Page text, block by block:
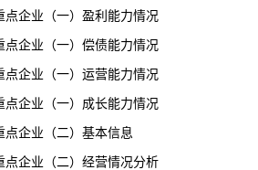
企业（一）盈利能力情况
企业（一）偿债能力情况
企业（一）运营能力情况
企业（一）成长能力情况
企业（二）基本信息
企业（二）经营情况分析